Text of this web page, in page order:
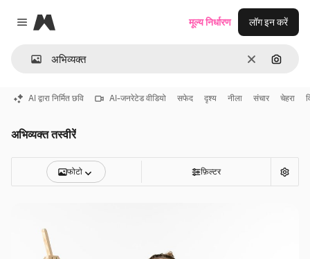
Close menu
Magnific
साफ़ इमेज से
मूल्य निर्धारण लॉग इन करें
AI द्वारा निर्मित छवि AI-जनरेटेड वीडियो सफेद दृश्य नीला संचार चेहरा
अभिव्यक्त तस्वीरें
फोटो फ़िल्टर